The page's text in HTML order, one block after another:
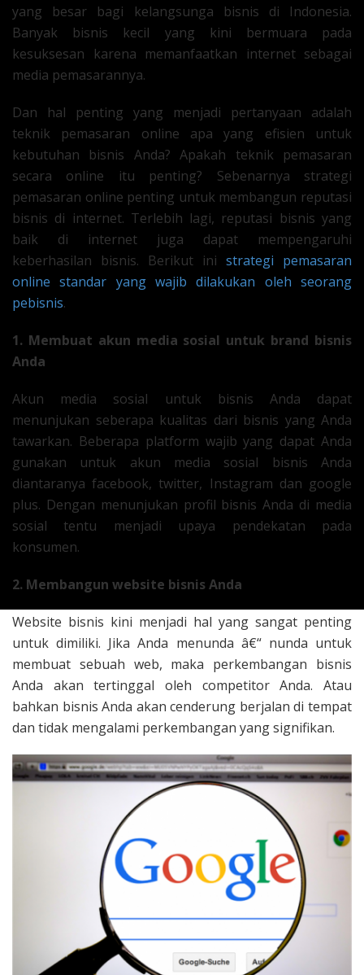
yang besar bagi kelangsunga bisnis di Indonesia.
Banyak bisnis kecil yang kini bermuara pada
kesuksesan karena memanfaatkan internet sebagai
media pemasarannya.
Dan hal penting yang menjadi pertanyaan adalah
teknik pemasaran online apa yang efisien untuk
kebutuhan bisnis Anda? Apakah teknik pemasaran
secara online itu penting? Sebenarnya strategi
pemasaran online penting untuk membangun reputasi
bisnis di internet. Terlebih lagi, reputasi bisnis yang
baik di internet juga dapat mempengaruhi
keberhasilan bisnis. Berikut ini strategi pemasaran
online standar yang wajib dilakukan oleh seorang
pebisnis.
1. Membuat akun media sosial untuk brand bisnis
Anda
Akun media sosial untuk bisnis Anda dapat
menunjukan seberapa kualitas dari bisnis yang Anda
tawarkan. Beberapa platform wajib yang dapat Anda
gunakan untuk akun media sosial bisnis Anda
diantaranya facebook, twitter, Instagram dan google
plus. Dengan menunjukan profil bisnis Anda di media
sosial tentu menjadi upaya pendekatan pada
konsumen.
2. Membangun website bisnis Anda
Website bisnis kini menjadi hal yang sangat penting
untuk dimiliki. Jika Anda menunda â€“ nunda untuk
membuat sebuah web, maka perkembangan bisnis
Anda akan tertinggal oleh competitor Anda. Atau
bahkan bisnis Anda akan cenderung berjalan di tempat
dan tidak mengalami perkembangan yang signifikan.